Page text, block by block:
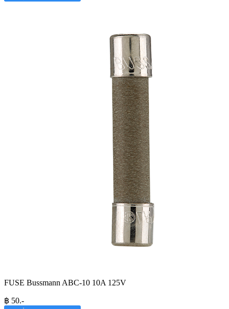
FUSE Bussmann ABC-10 10A 125V
฿ 50.-